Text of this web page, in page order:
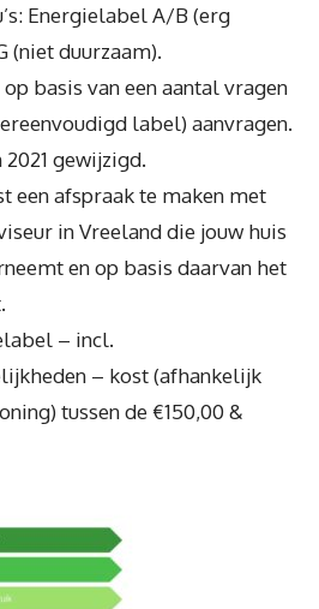
Energielabel A/B (erg
(niet duurzaam).
basis van een aantal vragen
label) aanvragen.
gewijzigd.
een afspraak te maken met
in Vreeland die jouw huis
en op basis daarvan het
– incl.
– kost (afhankelijk
tussen de €150,00 &